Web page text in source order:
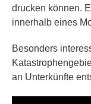
drucken können.
innerhalb eines
Besonders
an Unterkünfte